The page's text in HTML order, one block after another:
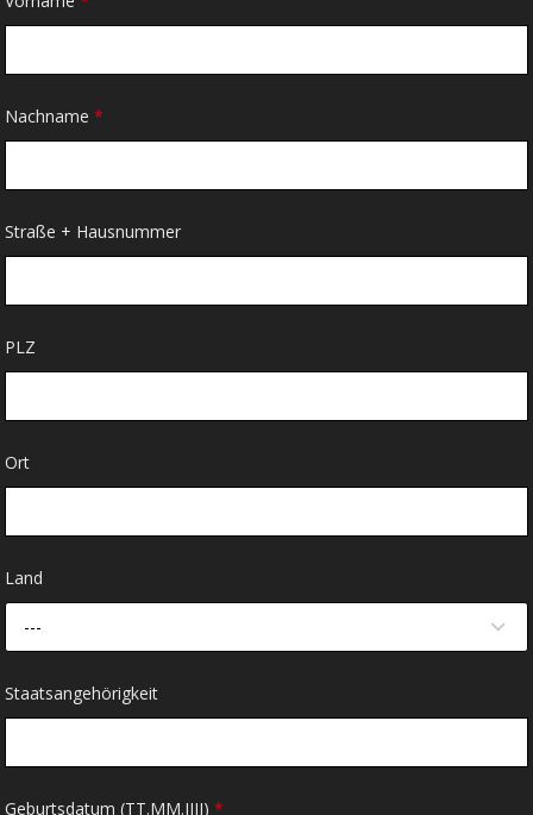
Nachname*
Straße + Hausnummer
PLZ
Ort
Land
---
Staatsangehörigkeit
Geburtsdatum (TT.MM.JJJJ)*